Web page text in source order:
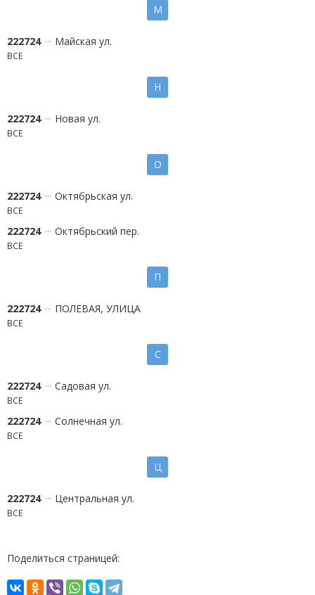
М
222724 Майская ул.
ВСЕ
Н
222724 Новая ул.
ВСЕ
О
222724 Октябрьская ул.
ВСЕ
222724 Октябрьский пер.
ВСЕ
П
222724 ПОЛЕВАЯ, УЛИЦА
ВСЕ
С
222724 Садовая ул.
ВСЕ
222724 Солнечная ул.
ВСЕ
Ц
222724 Центральная ул.
ВСЕ
Поделиться страницей: